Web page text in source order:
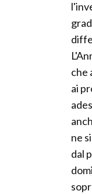
che
ai
ne
dal